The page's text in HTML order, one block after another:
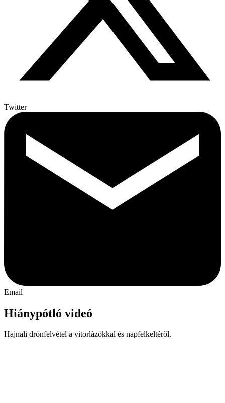
Twitter
Email
Hiánypótló videó
Hajnali drónfelvétel a vitorlázókkal és napfelkeltéről.